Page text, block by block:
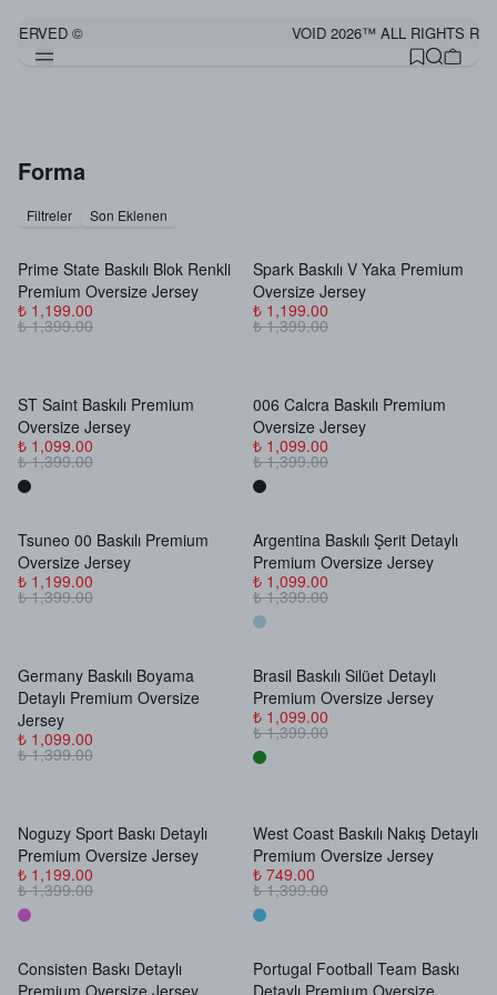
© VOID 2026™ ALL RIGHTS
Forma
Filtreler Son Eklenen
Prime State Baskılı Blok Renkli
Premium Oversize Jersey
₺ 1,199.00
₺ 1,399.00
Spark Baskılı V Yaka Premium
Oversize Jersey
₺ 1,199.00
₺ 1,399.00
ST Saint Baskılı Premium
Oversize Jersey
₺ 1,099.00
₺ 1,399.00
006 Calcra Baskılı Premium
Oversize Jersey
₺ 1,099.00
₺ 1,399.00
Tsuneo 00 Baskılı Premium
Oversize Jersey
₺ 1,199.00
₺ 1,399.00
Argentina Baskılı Şerit Detaylı
Premium Oversize Jersey
₺ 1,099.00
₺ 1,399.00
Germany Baskılı Boyama
Detaylı Premium Oversize
Jersey
₺ 1,099.00
₺ 1,399.00
Brasil Baskılı Silüet Detaylı
Premium Oversize Jersey
₺ 1,099.00
₺ 1,399.00
Noguzy Sport Baskı Detaylı
Premium Oversize Jersey
₺ 1,199.00
₺ 1,399.00
West Coast Baskılı Nakış Detaylı
Premium Oversize Jersey
₺ 749.00
₺ 1,399.00
Consisten Baskı Detaylı
Premium Oversize Jersey
Portugal Football Team Baskı
Detaylı Premium Oversize